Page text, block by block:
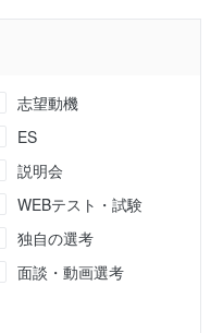
志望動機
ES
説明会
WEBテスト・試験
独自の選考
面談・動画選考